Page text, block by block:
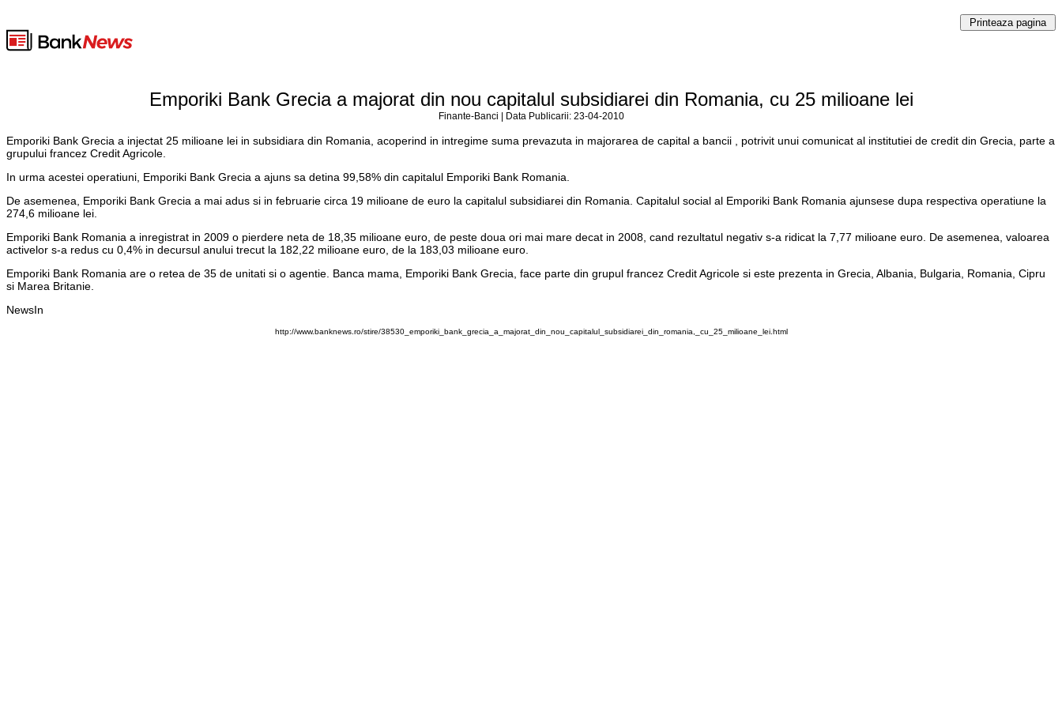
Emporiki Bank Grecia a majorat din nou capitalul subsidiarei din Romania, cu 25 milioane lei
Finante-Banci | Data Publicarii: 23-04-2010
Emporiki Bank Grecia a injectat 25 milioane lei in subsidiara din Romania, acoperind in intregime suma prevazuta in majorarea de capital a bancii , potrivit unui comunicat al institutiei de credit din Grecia, parte a
grupului francez Credit Agricole.
In urma acestei operatiuni, Emporiki Bank Grecia a ajuns sa detina 99,58% din capitalul Emporiki Bank Romania.
De asemenea, Emporiki Bank Grecia a mai adus si in februarie circa 19 milioane de euro la capitalul subsidiarei din Romania. Capitalul social al Emporiki Bank Romania ajunsese dupa respectiva operatiune la
274,6 milioane lei.
Emporiki Bank Romania a inregistrat in 2009 o pierdere neta de 18,35 milioane euro, de peste doua ori mai mare decat in 2008, cand rezultatul negativ s-a ridicat la 7,77 milioane euro. De asemenea, valoarea
activelor s-a redus cu 0,4% in decursul anului trecut la 182,22 milioane euro, de la 183,03 milioane euro.
Emporiki Bank Romania are o retea de 35 de unitati si o agentie. Banca mama, Emporiki Bank Grecia, face parte din grupul francez Credit Agricole si este prezenta in Grecia, Albania, Bulgaria, Romania, Cipru
si Marea Britanie.
NewsIn
http://www.banknews.ro/stire/38530_emporiki_bank_grecia_a_majorat_din_nou_capitalul_subsidiarei_din_romania,_cu_25_milioane_lei.html